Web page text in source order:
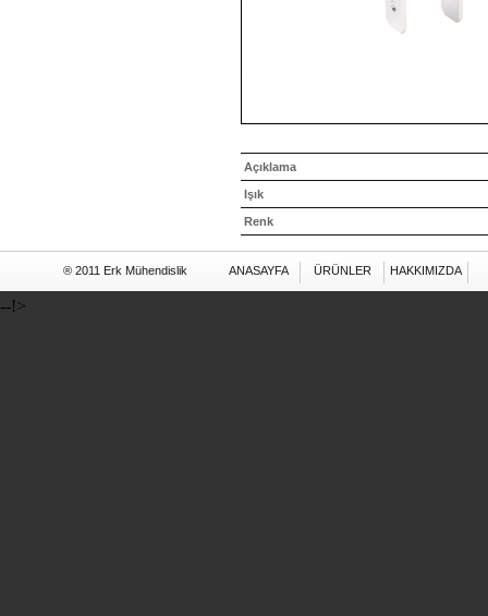
Açıklama
Işık
Renk
HAKKIMIZDA
ÜRÜNLER
ANASAYFA
® 2011 Erk Mühendislik
--!>